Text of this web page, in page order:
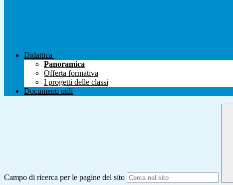
Didattica
Panoramica
Offerta formativa
I progetti delle classi
Documenti utili
Campo di ricerca per le pagine del sito